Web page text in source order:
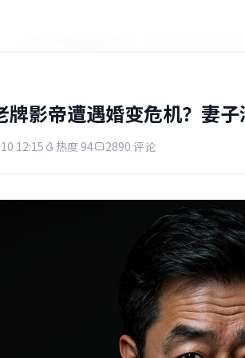
牌影帝遭遇婚变危机？妻
12:15 热度 94 2890 评论